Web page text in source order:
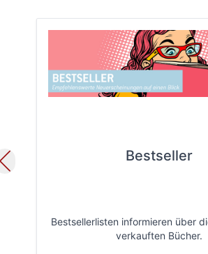
Bestseller
Bestsellerlisten informieren über
verkauften Bücher.